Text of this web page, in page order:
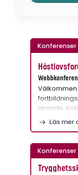
Konferenser
Välkommen
lärande,
Läs mer
Konferenser